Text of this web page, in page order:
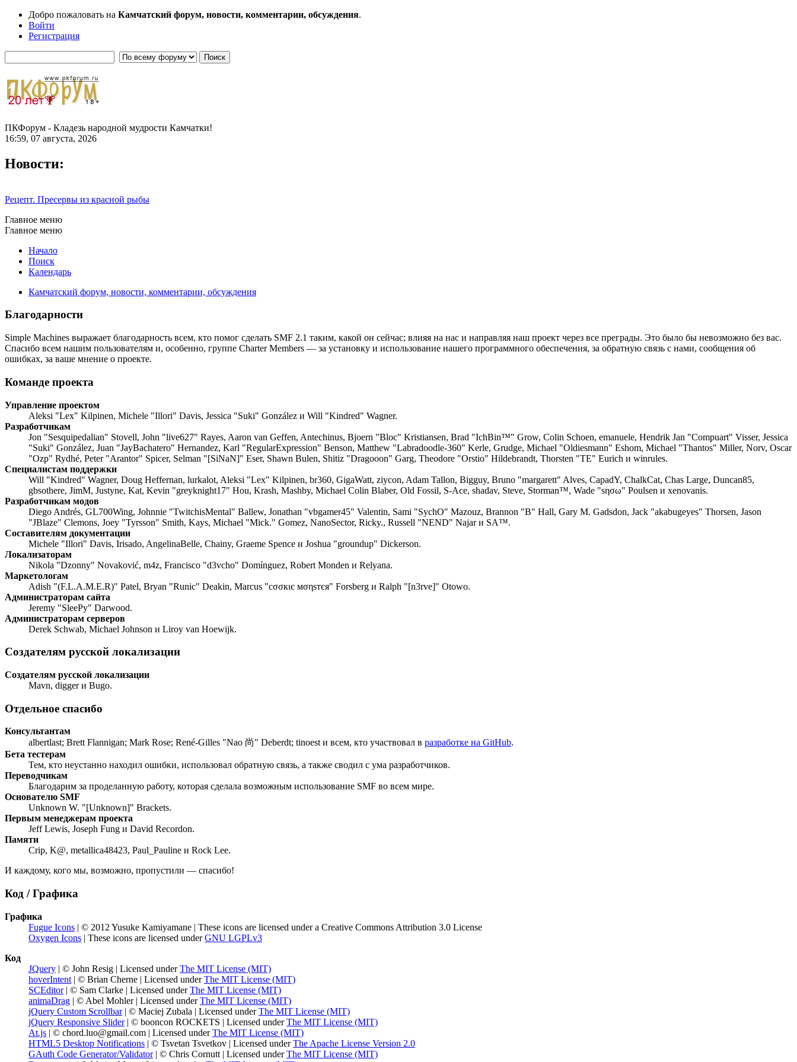
Добро пожаловать на Камчатский форум, новости, комментарии, обсуждения.
Войти
Регистрация
ПКФорум - Кладезь народной мудрости Камчатки!
16:59, 07 августа, 2026
Новости:
Рецепт. Пресервы из красной рыбы
Главное меню
Главное меню
Начало
Поиск
Календарь
Камчатский форум, новости, комментарии, обсуждения
Благодарности
Simple Machines выражает благодарность всем, кто помог сделать SMF 2.1 таким, какой он сейчас; влияя на нас и направляя наш проект через все преграды. Это было бы невозможно без вас.
Спасибо всем нашим пользователям и, особенно, группе Charter Members — за установку и использование нашего программного обеспечения, за обратную связь с нами, сообщения об
ошибках, за ваше мнение о проекте.
Команде проекта
Управление проектом
Aleksi "Lex" Kilpinen, Michele "Illori" Davis, Jessica "Suki" González и Will "Kindred" Wagner.
Разработчикам
Jon "Sesquipedalian" Stovell, John "live627" Rayes, Aaron van Geffen, Antechinus, Bjoern "Bloc" Kristiansen, Brad "IchBin™" Grow, Colin Schoen, emanuele, Hendrik Jan "Compuart" Visser, Jessica
"Suki" González, Juan "JayBachatero" Hernandez, Karl "RegularExpression" Benson, Matthew "Labradoodle-360" Kerle, Grudge, Michael "Oldiesmann" Eshom, Michael "Thantos" Miller, Norv, Oscar
"Ozp" Rydhé, Peter "Arantor" Spicer, Selman "[SiNaN]" Eser, Shawn Bulen, Shitiz "Dragooon" Garg, Theodore "Orstio" Hildebrandt, Thorsten "TE" Eurich и winrules.
Специалистам поддержки
Will "Kindred" Wagner, Doug Heffernan, lurkalot, Aleksi "Lex" Kilpinen, br360, GigaWatt, ziycon, Adam Tallon, Bigguy, Bruno "margarett" Alves, CapadY, ChalkCat, Chas Large, Duncan85,
gbsothere, JimM, Justyne, Kat, Kevin "greyknight17" Hou, Krash, Mashby, Michael Colin Blaber, Old Fossil, S-Ace, shadav, Steve, Storman™, Wade "sησω" Poulsen и xenovanis.
Разработчикам модов
Diego Andrés, GL700Wing, Johnnie "TwitchisMental" Ballew, Jonathan "vbgamer45" Valentin, Sami "SychO" Mazouz, Brannon "B" Hall, Gary M. Gadsdon, Jack "akabugeyes" Thorsen, Jason
"JBlaze" Clemons, Joey "Tyrsson" Smith, Kays, Michael "Mick." Gomez, NanoSector, Ricky., Russell "NEND" Najar и SA™.
Составителям документации
Michele "Illori" Davis, Irisado, AngelinaBelle, Chainy, Graeme Spence и Joshua "groundup" Dickerson.
Локализаторам
Nikola "Dzonny" Novaković, m4z, Francisco "d3vcho" Domínguez, Robert Monden и Relyana.
Маркетологам
Adish "(F.L.A.M.E.R)" Patel, Bryan "Runic" Deakin, Marcus "cσσкιє мσηѕтєя" Forsberg и Ralph "[n3rve]" Otowo.
Администраторам сайта
Jeremy "SleePy" Darwood.
Администраторам серверов
Derek Schwab, Michael Johnson и Liroy van Hoewijk.
Создателям русской локализации
Создателям русской локализации
Mavn, digger и Bugo.
Отдельное спасибо
Консультантам
albertlast; Brett Flannigan; Mark Rose; René-Gilles "Nao 尚" Deberdt; tinoest и всем, кто участвовал в разработке на GitHub.
Бета тестерам
Тем, кто неустанно находил ошибки, использовал обратную связь, а также сводил с ума разработчиков.
Переводчикам
Благодарим за проделанную работу, которая сделала возможным использование SMF во всем мире.
Основателю SMF
Unknown W. "[Unknown]" Brackets.
Первым менеджерам проекта
Jeff Lewis, Joseph Fung и David Recordon.
Памяти
Crip, K@, metallica48423, Paul_Pauline и Rock Lee.
И каждому, кого мы, возможно, пропустили — спасибо!
Код / Графика
Графика
Fugue Icons | © 2012 Yusuke Kamiyamane | These icons are licensed under a Creative Commons Attribution 3.0 License
Oxygen Icons | These icons are licensed underGNU LGPLv3
Код
JQuery | © John Resig | Licensed underThe MIT License (MIT)
hoverIntent | © Brian Cherne | Licensed underThe MIT License (MIT)
SCEditor| © Sam Clarke | Licensed underThe MIT License (MIT)
animaDrag | © Abel Mohler | Licensed underThe MIT License (MIT)
jQuery Custom Scrollbar| © Maciej Zubala | Licensed underThe MIT License (MIT)
jQuery Responsive Slider| © booncon ROCKETS | Licensed underThe MIT License (MIT)
At.js | © chord.luo@gmail.com | Licensed underThe MIT License (MIT)
HTML5 Desktop Notifications | © Tsvetan Tsvetkov | Licensed underThe Apache License Version 2.0
GAuth Code Generator/Validator| © Chris Cornutt | Licensed underThe MIT License (MIT)